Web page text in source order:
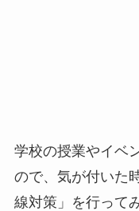
学校の授業やイベ
ので、気が付いた
線対策」を行って